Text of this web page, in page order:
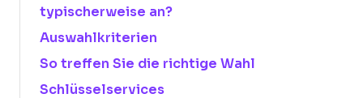
typischerweise an?
Auswahlkriterien
So treffen Sie die richtige Wahl
Schlüsselservices